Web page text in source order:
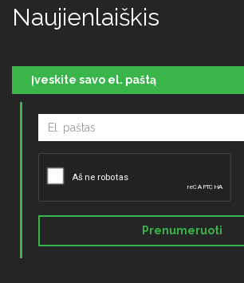
Naujienlaiškis
Įveskite savo el. paštą
Prenumeruoti